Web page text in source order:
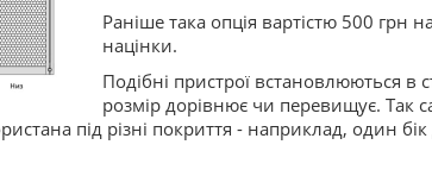
Раніше така опція вартістю 500 грн
націнки.
Подібні пристрої встановлюються в
розмір дорівнює чи перевищує. Так
під різні покриття - наприклад, один